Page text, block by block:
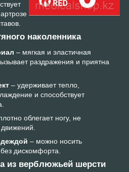
наколенника
– мягкая и эластичная
раздражения и приятна
– удерживает тепло,
и способствует
облегает ногу, не
движений.
– можно носить
дискомфорта.
из верблюжьей шерсти